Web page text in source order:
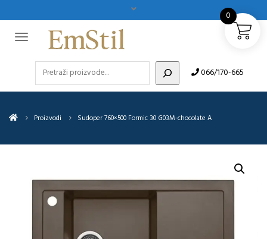
066/170-665
Proizvodi Sudoper 760×500 Formic 30 G03M-chocolate A
0